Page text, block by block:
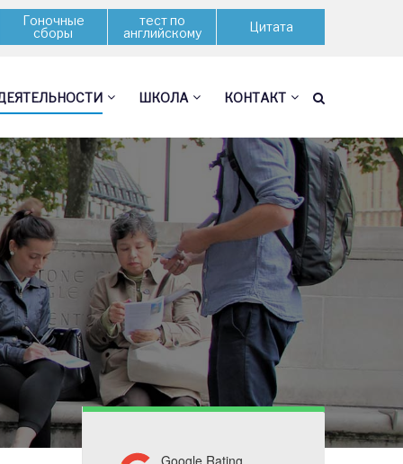
Цитата
тест по
английскому
Гоночные
сборы
ШКОЛА КОНТАКТ